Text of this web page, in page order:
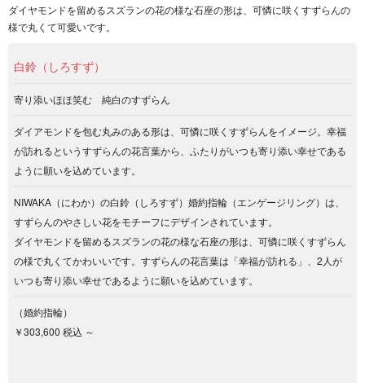
ダイヤモンドを留めるスズランの花の様な石座の形は、可憐に咲くすずらんの
様で丸くて可愛いです。
白鈴（しろすず）
寄り添いほほ笑む 純白のすずらん
ダイアモンドを包む丸みのある形は、可憐に咲くすずらんをイメージ。幸福
が訪れるというすずらんの花言葉から、ふたりがいつも寄り添い幸せである
ように願いを込めています。
NIWAKA（にわか）の白鈴（しろすず）婚約指輪（エンゲージリング）は、
すずらんのやさしい花をモチーフにデザインされています。
ダイヤモンドを留めるスズランの花の様な石座の形は、可憐に咲くすずらん
の様で丸くてかわいいです。すずらんの花言葉は「幸福が訪れる」、2人が
いつも寄り添い幸せであるように願いを込めています。
（婚約指輪）
￥303,600 税込 ～